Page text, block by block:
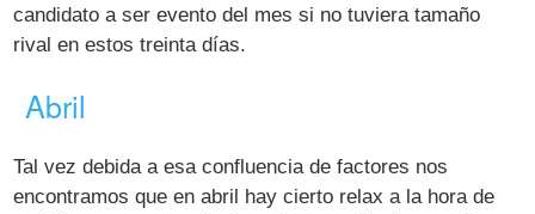
candidato a ser evento del mes si no tuviera tamaño
rival en estos treinta días.
Abril
Tal vez debida a esa confluencia de factores nos
encontramos que en abril hay cierto relax a la hora de